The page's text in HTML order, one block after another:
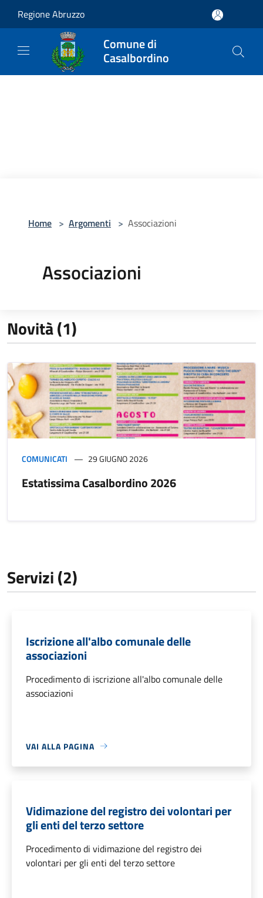
Regione Abruzzo
Comune di
Casalbordino
Home > Argomenti > Associazioni
Associazioni
Novità (1)
COMUNICATI 29 GIUGNO 2026
Estatissima Casalbordino 2026
Servizi (2)
Iscrizione all'albo comunale delle
associazioni
Procedimento di iscrizione all'albo comunale delle
associazioni
VAI ALLA PAGINA
Vidimazione del registro dei volontari per
gli enti del terzo settore
Procedimento di vidimazione del registro dei
volontari per gli enti del terzo settore